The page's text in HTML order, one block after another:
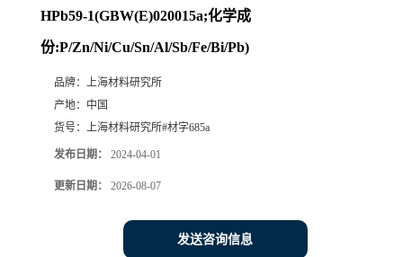
HPb59-1(GBW(E)020015a;化学成
份:P/Zn/Ni/Cu/Sn/Al/Sb/Fe/Bi/Pb)
品牌： 上海材料研究所
产地： 中国
货号： 上海材料研究所#材字685a
发布日期： 2024-04-01
更新日期： 2026-08-07
发送咨询信息